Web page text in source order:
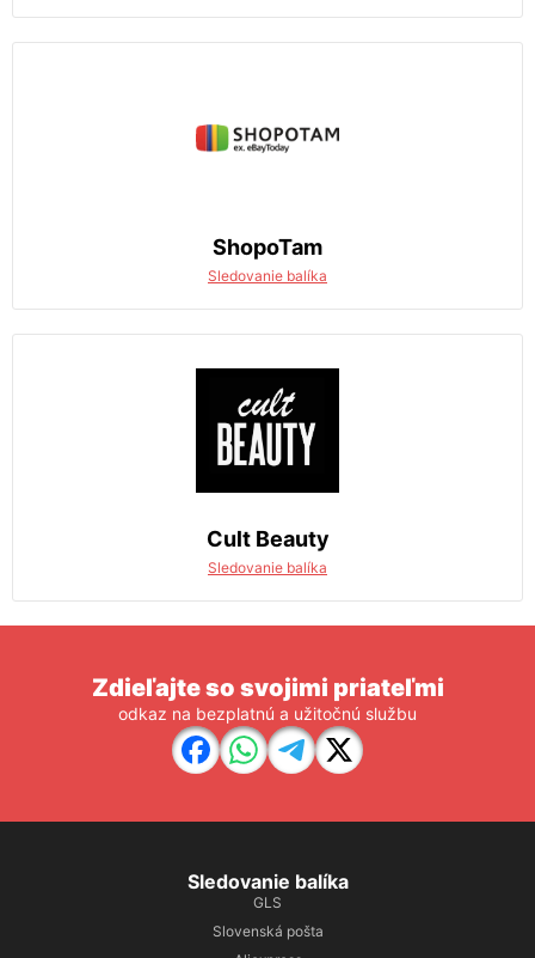
ShopoTam
Sledovanie balíka
Cult Beauty
Sledovanie balíka
Zdieľajte so svojimi priateľmi
odkaz na bezplatnú a užitočnú službu
Sledovanie balíka
GLS
Slovenská pošta